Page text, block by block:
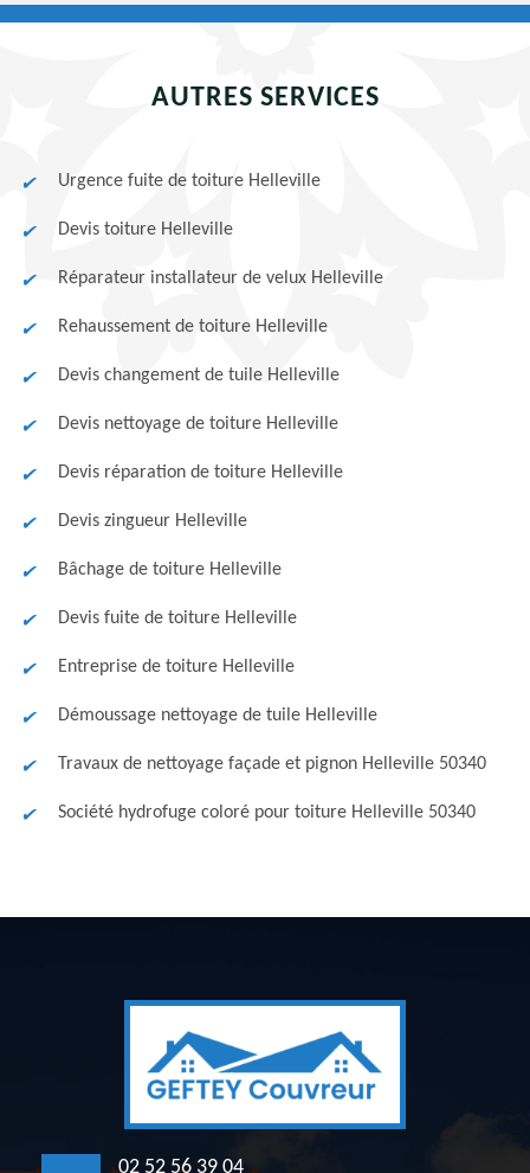
AUTRES SERVICES
Urgence fuite de toiture Helleville
Devis toiture Helleville
Réparateur installateur de velux Helleville
Rehaussement de toiture Helleville
Devis changement de tuile Helleville
Devis nettoyage de toiture Helleville
Devis réparation de toiture Helleville
Devis zingueur Helleville
Bâchage de toiture Helleville
Devis fuite de toiture Helleville
Entreprise de toiture Helleville
Démoussage nettoyage de tuile Helleville
Travaux de nettoyage façade et pignon Helleville 50340
Société hydrofuge coloré pour toiture Helleville 50340
02 52 56 39 04